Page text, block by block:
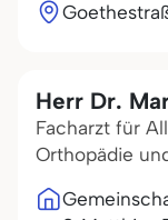
Herr Dr.
Facharzt für
Orthopädie